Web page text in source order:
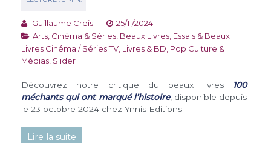
Guillaume Creis
25/11/2024
Arts, Cinéma & Séries Beaux Livres Essais & Beaux
Livres Cinéma / Séries TV Livres & BD Pop Culture &
Médias Slider
Découvrez notre critique du beaux livres
100
méchants qui ont marqué l’histoire, disponible depuis
le 23 octobre 2024 chez Ynnis Editions.
Lire la suite